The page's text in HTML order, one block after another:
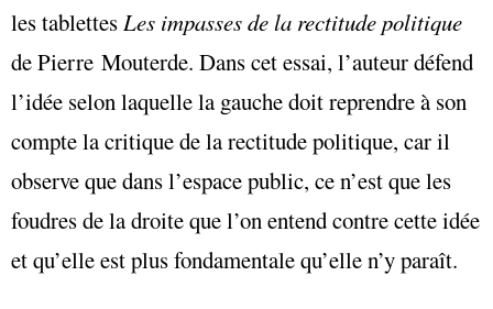
les tablettesLes impasses de la rectitude politique
de Pierre Mouterde. Dans cet essai, l’auteur défend
l’idée selon laquelle la gauche doit reprendre à son
compte la critique de la rectitude politique, car il
observe que dans l’espace public, ce n’est que les
foudres de la droite que l’on entend contre cette idée
et qu’elle est plus fondamentale qu’elle n’y paraît.